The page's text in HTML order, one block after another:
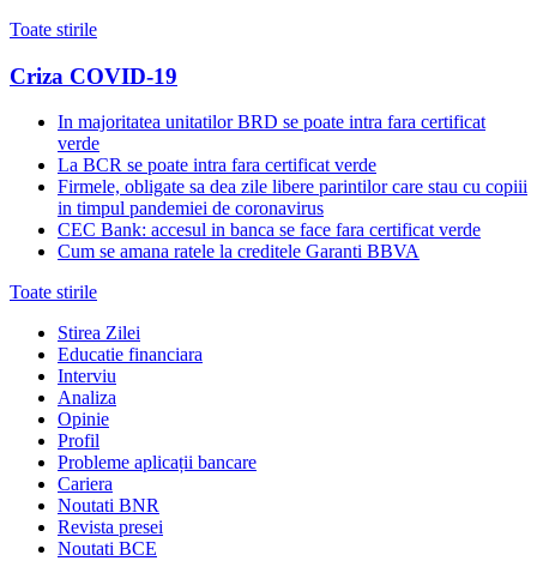
Toate stirile
Criza COVID-19
In majoritatea unitatilor BRD se poate intra fara certificat
verde
La BCR se poate intra fara certificat verde
Firmele, obligate sa dea zile libere parintilor care stau cu copiii
in timpul pandemiei de coronavirus
CEC Bank: accesul in banca se face fara certificat verde
Cum se amana ratele la creditele Garanti BBVA
Toate stirile
Stirea Zilei
Educatie financiara
Interviu
Analiza
Opinie
Profil
Probleme aplicații bancare
Cariera
Noutati BNR
Revista presei
Noutati BCE